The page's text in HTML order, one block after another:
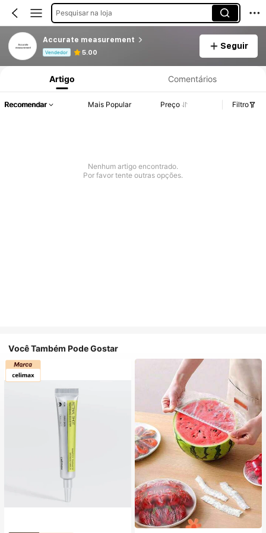
Pesquisar na loja
Accurate measurement
Vendedor 5.00
Seguir
Informações do Produto: Divulgação de Preço, Vendas e Detalhes de Stock.
Artigo Comentários
Recomendar Mais Popular Preço Filtro
Nenhum artigo encontrado.
Por favor tente outras opções.
Você Também Pode Gostar